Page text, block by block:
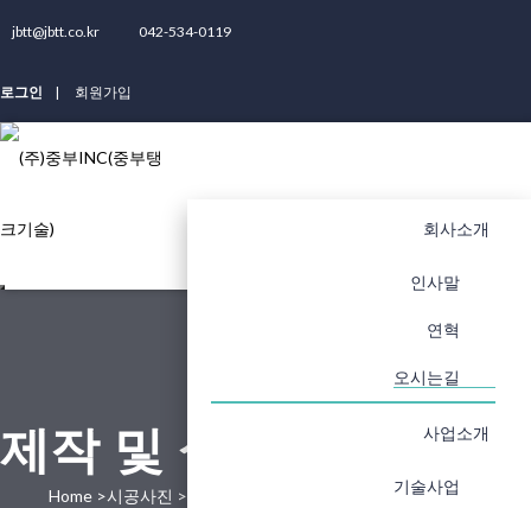
jbtt@jbtt.co.kr 042-534-0119
로그인 회원가입
회사소개
인사말
연혁
오시는길
사업소개
기술사업
제작 및 설치
Home >시공사진 >제작 및 설치